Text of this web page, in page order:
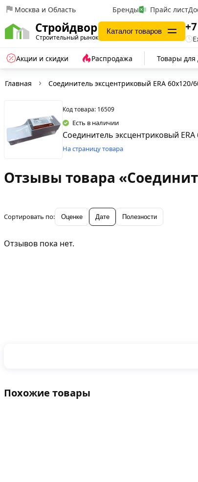
Москва и Область Бренды Прайс лист
Стройдвор
Строительный рынок
Каталог товаров
Акции и скидки Распродажа Товары для
Главная Соединитель эксцентриковый ERA 60х120/
Код товара: 16509
Есть в наличии
Соединитель эксцентриковый
На страницу товара
Отзывы товара
Сортировать по: Оценке Дате Полезности
Отзывов пока нет.
Похожие товары